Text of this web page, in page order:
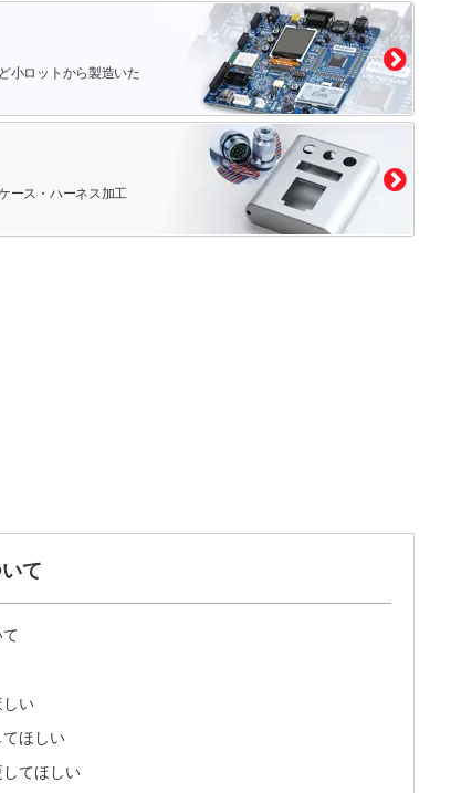
小ロットから製造いた
ース・ハーネス加工
て
い
ほしい
てほしい